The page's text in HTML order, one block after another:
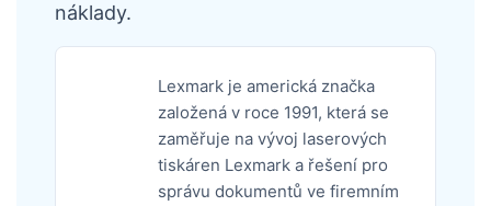
náklady.
Lexmark je americká značka
založená v roce 1991, která se
zaměřuje na vývoj laserových
tiskáren Lexmark a řešení pro
správu dokumentů ve firemním